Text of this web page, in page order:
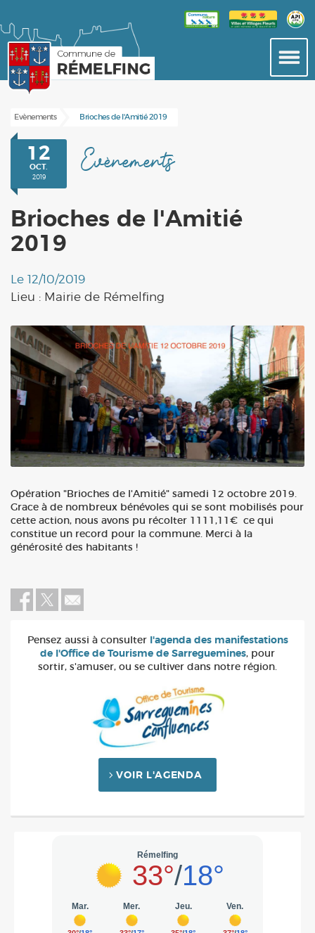
Evènements Brioches de l'Amitié 2019
Evènements
Brioches de l'Amitié
2019
Le 12/10/2019
Lieu : Mairie de Rémelfing
12
OCT.
2019
Opération "Brioches de l'Amitié" samedi 12 octobre 2019.
Grace à de nombreux bénévoles qui se sont mobilisés pour
cette action, nous avons pu récolter 1111,11€ ce qui
constitue un record pour la commune. Merci à la
générosité des habitants !
Pensez aussi à consulter l'agenda des manifestations
de l'Office de Tourisme de Sarreguemines, pour
sortir, s'amuser, ou se cultiver dans notre région.
VOIR L'AGENDA